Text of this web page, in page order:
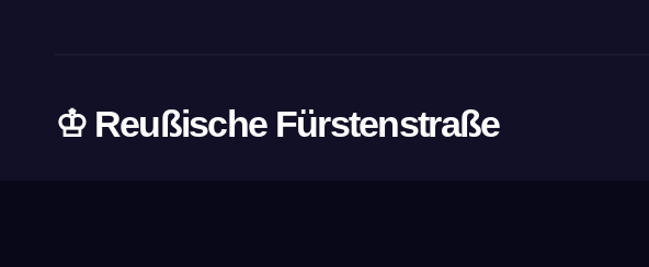
♔ Reußische Fürstenstraße